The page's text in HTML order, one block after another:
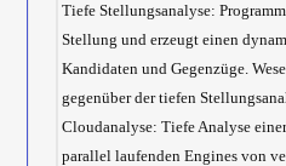
Tiefe Stellungsanalyse:
Stellung und erzeugt einen
Kandidaten und Gegenzüge.
gegenüber der tiefen
Cloudanalyse: Tiefe Analyse
parallel laufenden Engines von